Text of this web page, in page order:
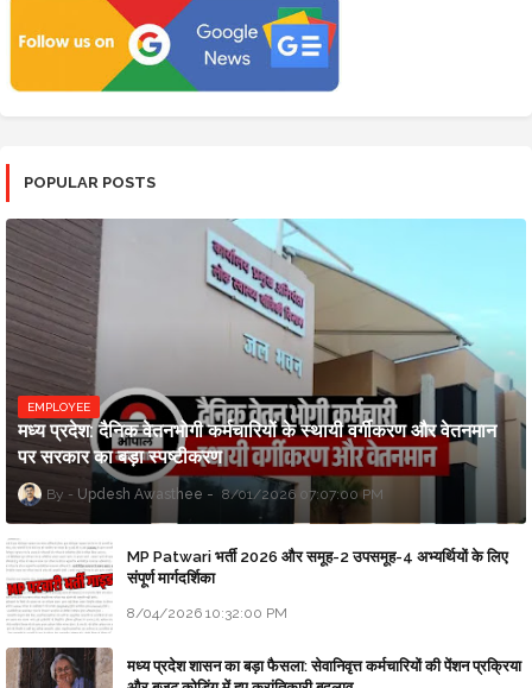
POPULAR POSTS
EMPLOYEE
मध्य प्रदेश: दैनिक वेतनभोगी कर्मचारियों के स्थायी वर्गीकरण और वेतनमान
पर सरकार का बड़ा स्पष्टीकरण
Updesh Awasthee 8/01/2026 07:07:00 PM
MP Patwari भर्ती 2026 और समूह-2 उपसमूह-4 अभ्यर्थियों के लिए
संपूर्ण मार्गदर्शिका
8/04/2026 10:32:00 PM
मध्य प्रदेश शासन का बड़ा फैसला: सेवानिवृत्त कर्मचारियों की पेंशन प्रक्रिया